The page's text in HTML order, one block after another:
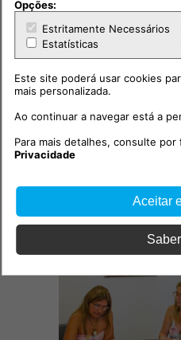
Outras
Opções:
Estritamente Necessários
Estatísticas
Este site poderá usar cookies
mais personalizada.
Ao continuar a navegar está a
Para mais detalhes, consulte
Privacidade
Aceitar